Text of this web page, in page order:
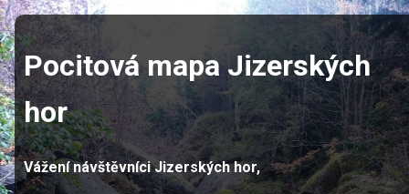
Pocitová mapa Jizerských
hor
Vážení návštěvníci Jizerských hor,